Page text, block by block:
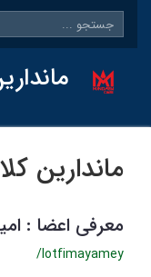
ماندارین
معرفی اعضا :
/lotfimayamey